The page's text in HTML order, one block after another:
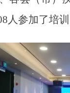
8人参加了培